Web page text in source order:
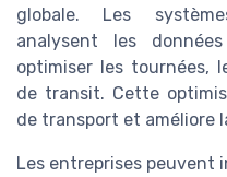
globale. Les
analysent les
optimiser les tournées,
de transit. Cette
de transport et améliore
Les entreprises peuvent